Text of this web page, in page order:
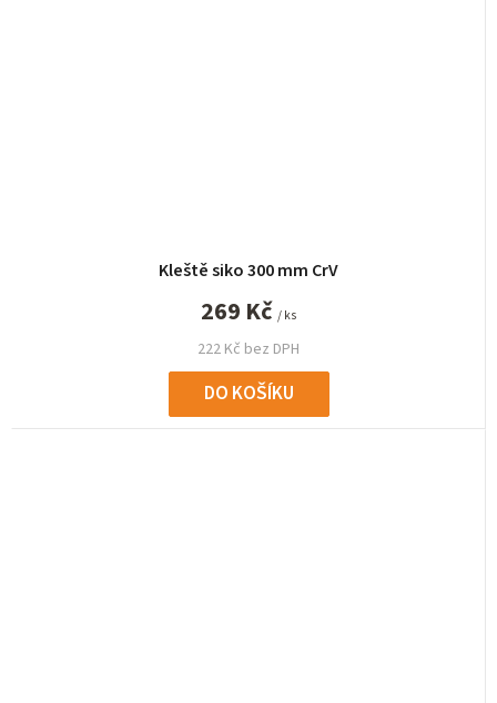
Kleště siko 300 mm CrV
222 Kč bez DPH
269 Kč / ks
DO KOŠÍKU